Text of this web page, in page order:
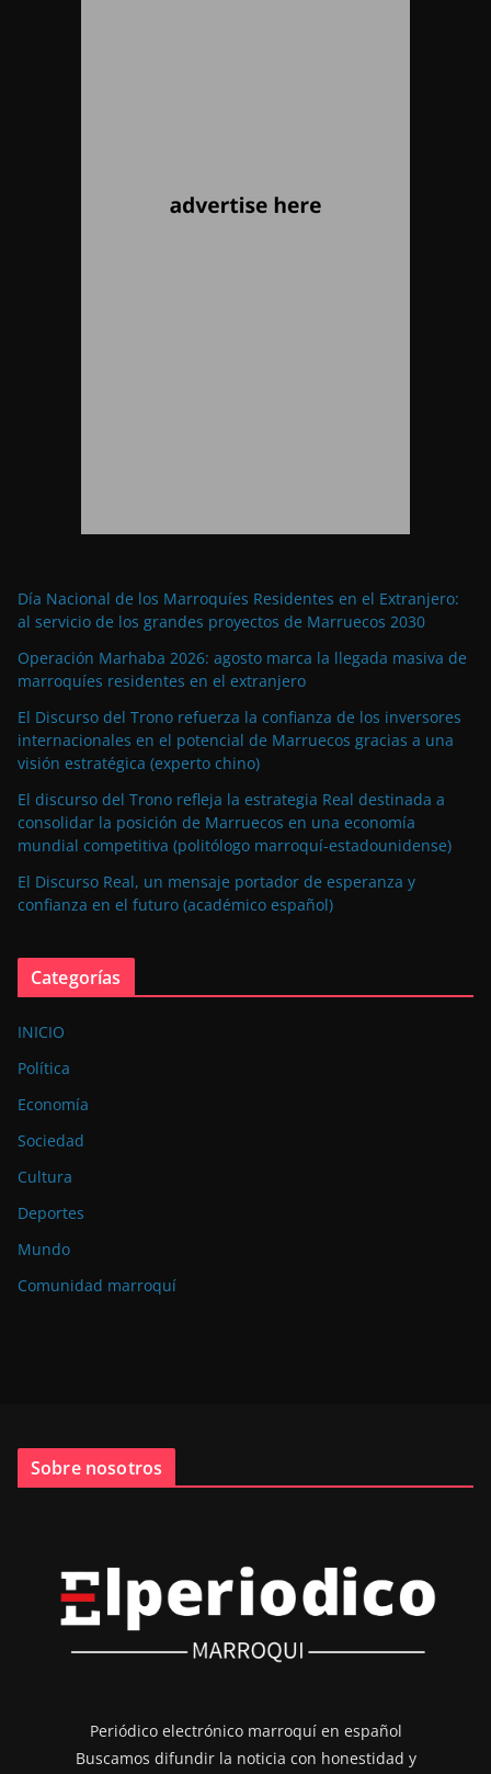
Día Nacional de los Marroquíes Residentes en el Extranjero:
al servicio de los grandes proyectos de Marruecos 2030
Operación Marhaba 2026: agosto marca la llegada masiva de
marroquíes residentes en el extranjero
El Discurso del Trono refuerza la confianza de los inversores
internacionales en el potencial de Marruecos gracias a una
visión estratégica (experto chino)
El discurso del Trono refleja la estrategia Real destinada a
consolidar la posición de Marruecos en una economía
mundial competitiva (politólogo marroquí-estadounidense)
El Discurso Real, un mensaje portador de esperanza y
confianza en el futuro (académico español)
Categorías
INICIO
Política
Economía
Sociedad
Cultura
Deportes
Mundo
Comunidad marroquí
Sobre nosotros
Periódico electrónico marroquí en español
Buscamos difundir la noticia con honestidad y